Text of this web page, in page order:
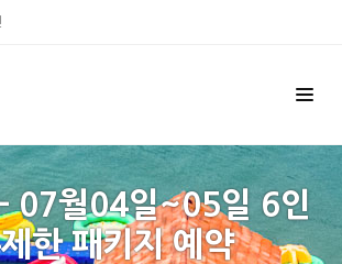
07월04일~05일 6인
한 패키지 예약